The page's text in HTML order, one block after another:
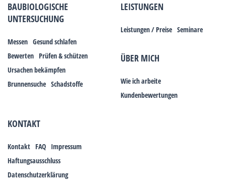
BAUBIOLOGISCHE
UNTERSUCHUNG
Messen Gesund schlafen
Bewerten Prüfen & schützen
Ursachen bekämpfen
Brunnensuche Schadstoffe
LEISTUNGEN
Leistungen / Preise Seminare
ÜBER MICH
Wie ich arbeite
Kundenbewertungen
KONTAKT
Kontakt FAQ Impressum
Haftungsausschluss
Datenschutzerklärung